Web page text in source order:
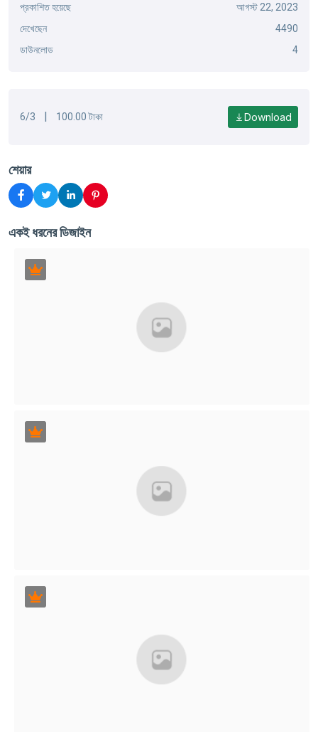
প্রকাশিত হয়েছে
আগস্ট 22, 2023
দেখেছেন
4490
ডাউনলোড
4
6/3 | 100.00 টাকা Download
শেয়ার
একই ধরনের ডিজাইন